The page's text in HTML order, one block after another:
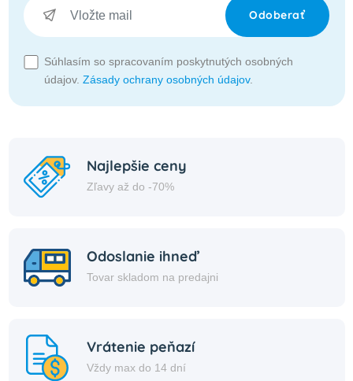
Odoberať
Súhlasím so spracovaním poskytnutých osobných
údajov. Zásady ochrany osobných údajov.
Najlepšie ceny
Zľavy až do -70%
Odoslanie ihneď
Tovar skladom na predajni
Vrátenie peňazí
Vždy max do 14 dní